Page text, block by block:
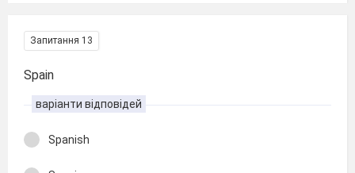
Запитання 13
Spain
варіанти відповідей
Spanish